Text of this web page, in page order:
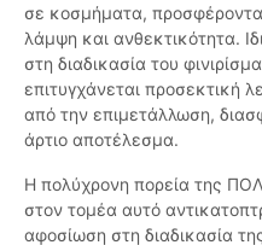
σε κοσμήματα,
λάμψη και ανθεκτικότητα.
στη διαδικασία του
επιτυγχάνεται προσεκτική
από την επιμετάλλωση,
άρτιο αποτέλεσμα.
Η πολύχρονη πορεία της
στον τομέα αυτό
αφοσίωση στη διαδικασία